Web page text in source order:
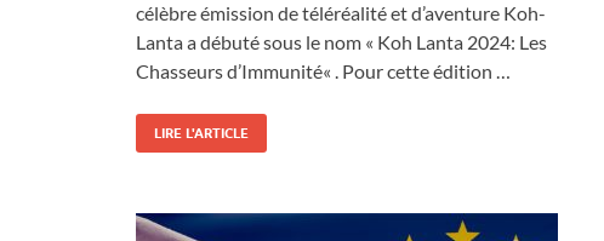
célèbre émission de téléréalité et d’aventure Koh-
Lanta a débuté sous le nom « Koh Lanta 2024: Les
Chasseurs d’Immunité« . Pour cette édition …
LIRE L'ARTICLE